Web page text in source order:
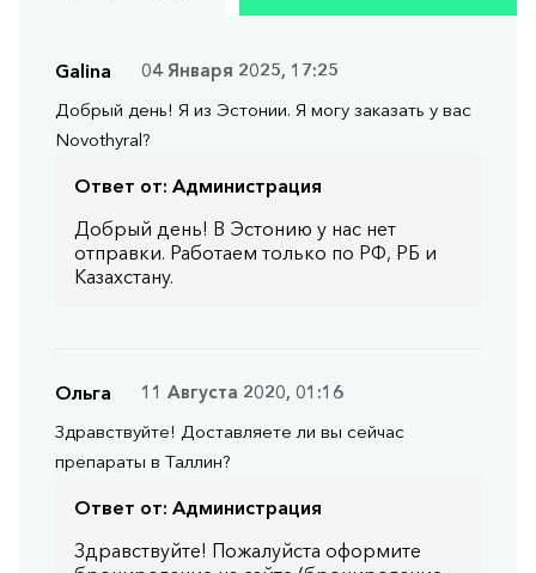
Galina
04 Января 2025, 17:25
Добрый день! Я из Эстонии. Я могу заказать у вас
Novothyral?
Ответ от: Администрация
Добрый день! В Эстонию у нас нет
отправки. Работаем только по РФ, РБ и
Казахстану.
Ольга
11 Августа 2020, 01:16
Здравствуйте! Доставляете ли вы сейчас
препараты в Таллин?
Ответ от: Администрация
Здравствуйте! Пожалуйста оформите